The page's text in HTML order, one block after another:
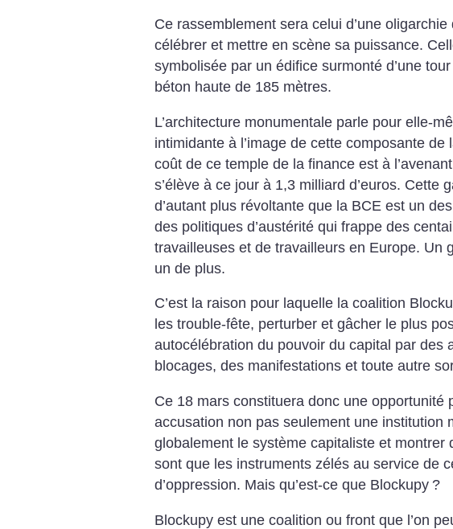
Ce rassemblement sera celui d’une oligarchie
célébrer et mettre en scène sa puissance.
symbolisée par un édifice surmonté d’une
béton haute de 185 mètres.
L’architecture monumentale parle pour elle-
intimidante à l’image de cette composante de
coût de ce temple de la finance est à
s’élève à ce jour à 1,3 milliard d’euros. Cette
d’autant plus révoltante que la BCE est un
des politiques d’austérité qui frappe des
travailleuses et de travailleurs en Europe. Un
un de plus.
C’est la raison pour laquelle la coalition
les trouble-fête, perturber et gâcher le plus
autocélébration du pouvoir du capital par des
blocages, des manifestations et toute autre
Ce 18 mars constituera donc une opportunité
accusation non pas seulement une institution
globalement le système capitaliste et montrer
sont que les instruments zélés au service de
d’oppression. Mais qu’est-ce que Blockupy ?
Blockupy est une coalition ou front que l’on